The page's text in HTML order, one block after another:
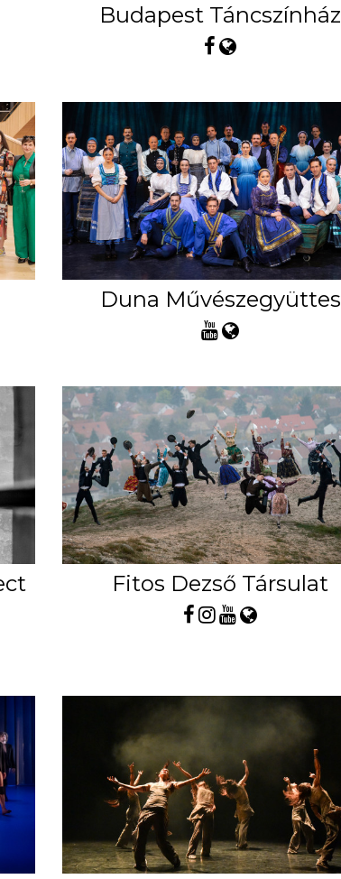
Budapest Táncszínház
Duna Művészegyüttes
Fitos Dezső Társulat